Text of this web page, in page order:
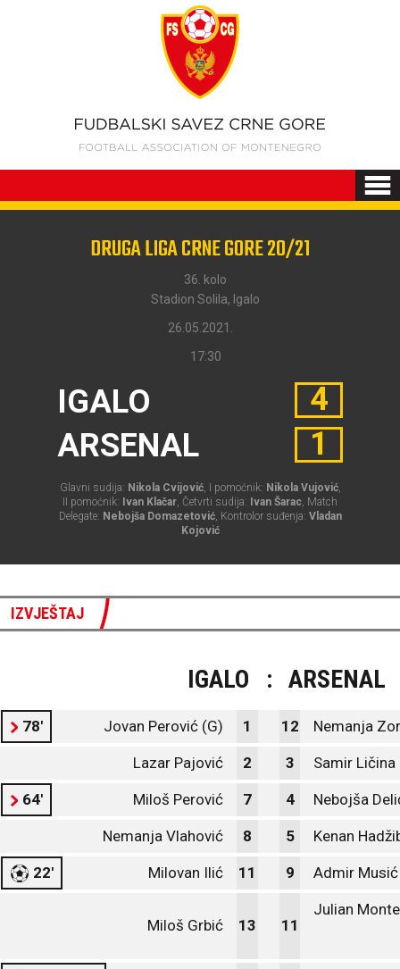
DRUGA LIGA CRNE GORE 20/21
36. kolo
Stadion Solila, Igalo
26.05.2021.
17:30
IGALO
ARSENAL
4
1
Glavni sudija: Nikola Cvijović, I pomoćnik: Nikola Vujović,
II pomoćnik: Ivan Klačar, Četvrti sudija: Ivan Šarac, Match
Delegate: Nebojša Domazetović, Kontrolor suđenja: Vladan
Kojović
IZVJEŠTAJ
IGALO : ARSENAL
78' Jovan Perović (G) 1 12 Nemanja
Lazar Pajović 2 3 Samir Ličina
64' Miloš Perović 7 4 Nebojša
Nemanja Vlahović 8 5 Kenan
22' Milovan Ilić 11 9 Admir Musić
Miloš Grbić 13 11
Julian